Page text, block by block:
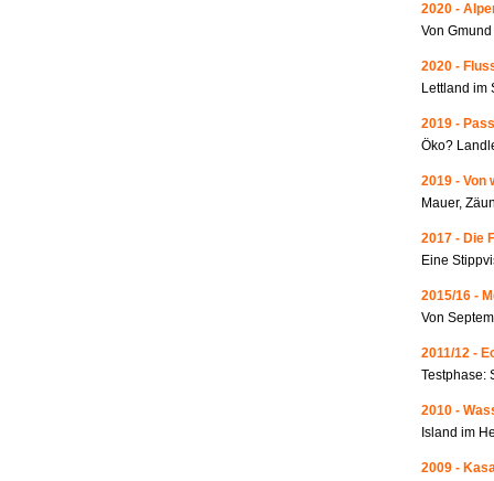
2020 -
Von
2020 -
Lettland im
2019 -
Öko?
2019 - Von
Mauer,
2017 - Die
Eine
2015/16 -
Von
2011/12 -
Testphase:
2010 -
Island im
2009 -